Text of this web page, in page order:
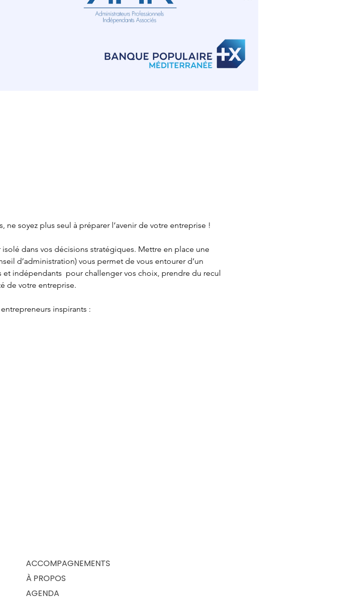
soyez plus seul à préparer l’avenir de votre entreprise !
dans vos décisions stratégiques. Mettre en place une
d’administration) vous permet de vous entourer d’un
indépendants  pour challenger vos choix, prendre du recul
de votre entreprise.
inspirants :
ACCOMPAGNEMENTS
À PROPOS
AGENDA